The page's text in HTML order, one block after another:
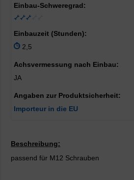
Einbau-Schweregrad:
Einbauzeit (Stunden):
2,5
Achsvermessung nach Einbau:
JA
Angaben zur Produktsicherheit:
Importeur in die EU
Beschreibung:
passend für M12 Schrauben